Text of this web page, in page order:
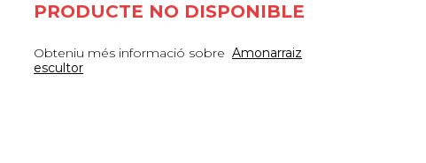
PRODUCTE NO DISPONIBLE
Obteniu més informació sobre Amonarraiz
escultor